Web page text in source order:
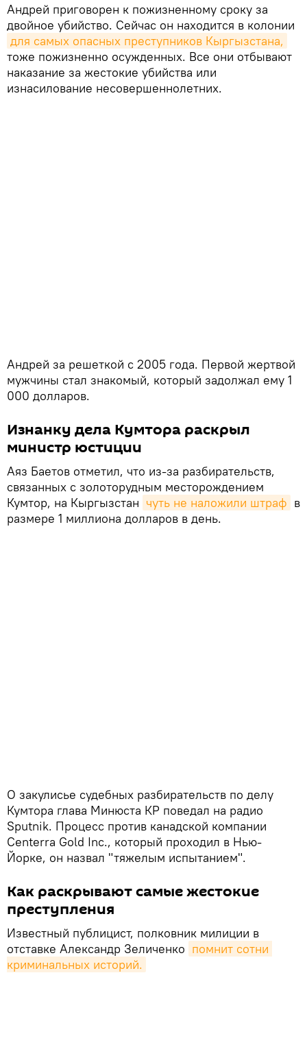
Андрей приговорен к пожизненному сроку за
двойное убийство. Сейчас он находится в колонии
для самых опасных преступников Кыргызстана,
тоже пожизненно осужденных. Все они отбывают
наказание за жестокие убийства или
изнасилование несовершеннолетних.
Андрей за решеткой с 2005 года. Первой жертвой
мужчины стал знакомый, который задолжал ему 1
000 долларов.
Изнанку дела Кумтора раскрыл
министр юстиции
Аяз Баетов отметил, что из-за разбирательств,
связанных с золоторудным месторождением
Кумтор, на Кыргызстан чуть не наложили штраф в
размере 1 миллиона долларов в день.
О закулисье судебных разбирательств по делу
Кумтора глава Минюста КР поведал на радио
Sputnik. Процесс против канадской компании
Centerra Gold Inc., который проходил в Нью-
Йорке, он назвал "тяжелым испытанием".
Как раскрывают самые жестокие
преступления
Известный публицист, полковник милиции в
отставке Александр Зеличенко помнит сотни
криминальных историй.